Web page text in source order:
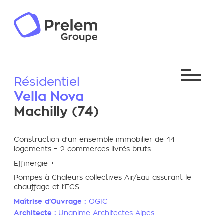
Résidentiel
Vella Nova
Machilly (74)
Construction d'un ensemble immobilier de 44
logements + 2 commerces livrés bruts
Effinergie +
Pompes à Chaleurs collectives Air/Eau assurant le
chauffage et l’ECS
Maîtrise d'Ouvrage : OGIC
Architecte : Unanime Architectes Alpes